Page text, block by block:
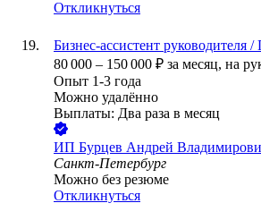
Откликнуться
Бизнес-ассистент
80 000 – 150 000 ₽ за месяц, на
Опыт 1-3 года
Можно удалённо
Выплаты: Два раза в месяц
ИП Бурцев Андрей
Санкт-Петербург
Можно без резюме
Откликнуться